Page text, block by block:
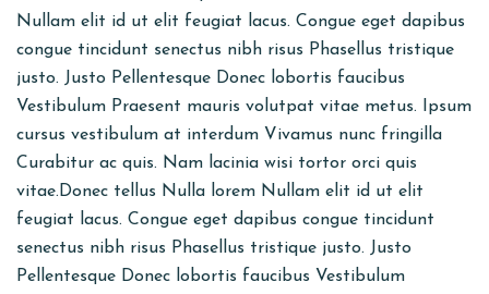
Nullam elit id ut elit feugiat lacus. Congue eget dapibus
congue tincidunt senectus nibh risus Phasellus tristique
justo. Justo Pellentesque Donec lobortis faucibus
Vestibulum Praesent mauris volutpat vitae metus. Ipsum
cursus vestibulum at interdum Vivamus nunc fringilla
Curabitur ac quis. Nam lacinia wisi tortor orci quis
vitae.Donec tellus Nulla lorem Nullam elit id ut elit
feugiat lacus. Congue eget dapibus congue tincidunt
senectus nibh risus Phasellus tristique justo. Justo
Pellentesque Donec lobortis faucibus Vestibulum